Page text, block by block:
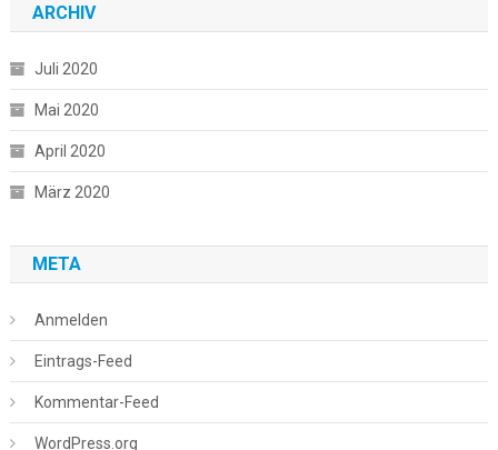
ARCHIV
Juli 2020
Mai 2020
April 2020
März 2020
META
Anmelden
Eintrags-Feed
Kommentar-Feed
WordPress.org